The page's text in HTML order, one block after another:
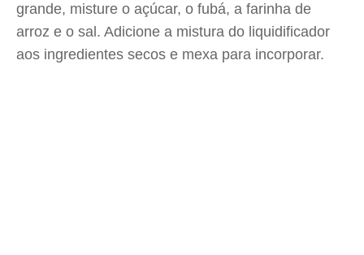
grande, misture o açúcar, o fubá, a farinha de
arroz e o sal. Adicione a mistura do liquidificador
aos ingredientes secos e mexa para incorporar.